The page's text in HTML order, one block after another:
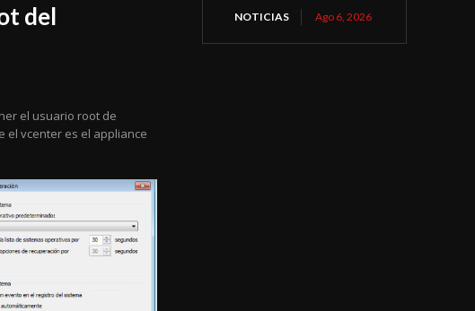
del
el usuario root de
el vcenter es el appliance
NOTICIAS Ago 6, 2026